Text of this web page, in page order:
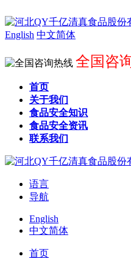
English 中文简体
全国咨
首页
关于我们
食品安全知识
食品安全资讯
联系我们
语言
导航
English
中文简体
首页